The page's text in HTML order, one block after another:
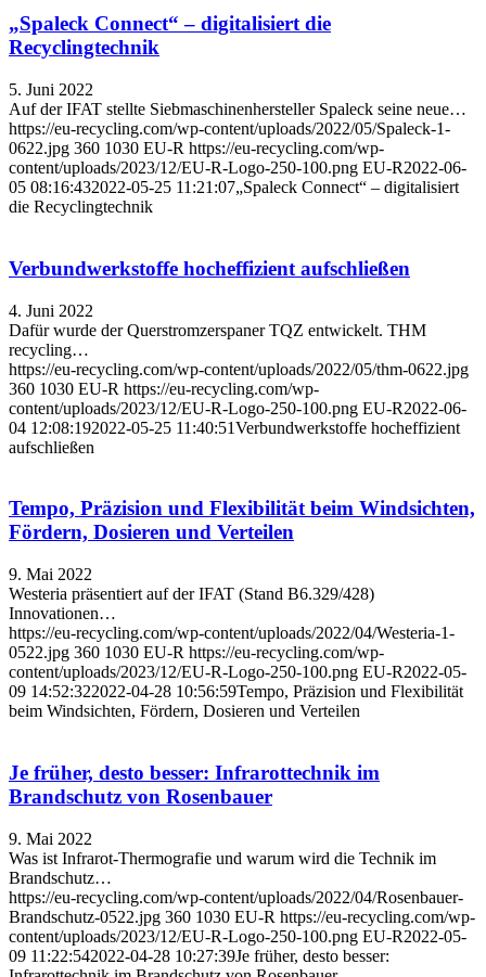
„Spaleck Connect“ – digitalisiert die
Recyclingtechnik
5. Juni 2022
Auf der IFAT stellte Siebmaschinenhersteller Spaleck seine neue…
https://eu-recycling.com/wp-content/uploads/2022/05/Spaleck-1-
0622.jpg 360 1030 EU-R https://eu-recycling.com/wp-
content/uploads/2023/12/EU-R-Logo-250-100.png EU-R2022-06-
05 08:16:432022-05-25 11:21:07„Spaleck Connect“ – digitalisiert
die Recyclingtechnik
Verbundwerkstoffe hocheffizient aufschließen
4. Juni 2022
Dafür wurde der Querstromzerspaner TQZ entwickelt. THM
recycling…
https://eu-recycling.com/wp-content/uploads/2022/05/thm-0622.jpg
360 1030 EU-R https://eu-recycling.com/wp-
content/uploads/2023/12/EU-R-Logo-250-100.png EU-R2022-06-
04 12:08:192022-05-25 11:40:51Verbundwerkstoffe hocheffizient
aufschließen
Tempo, Präzision und Flexibilität beim Windsichten,
Fördern, Dosieren und Verteilen
9. Mai 2022
Westeria präsentiert auf der IFAT (Stand B6.329/428)
Innovationen…
https://eu-recycling.com/wp-content/uploads/2022/04/Westeria-1-
0522.jpg 360 1030 EU-R https://eu-recycling.com/wp-
content/uploads/2023/12/EU-R-Logo-250-100.png EU-R2022-05-
09 14:52:322022-04-28 10:56:59Tempo, Präzision und Flexibilität
beim Windsichten, Fördern, Dosieren und Verteilen
Je früher, desto besser: Infrarottechnik im
Brandschutz von Rosenbauer
9. Mai 2022
Was ist Infrarot-Thermografie und warum wird die Technik im
Brandschutz…
https://eu-recycling.com/wp-content/uploads/2022/04/Rosenbauer-
Brandschutz-0522.jpg 360 1030 EU-R https://eu-recycling.com/wp-
content/uploads/2023/12/EU-R-Logo-250-100.png EU-R2022-05-
09 11:22:542022-04-28 10:27:39Je früher, desto besser: